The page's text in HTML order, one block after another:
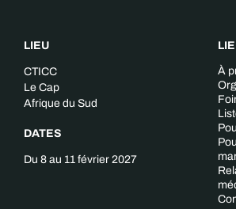
LIEU
CTICC
Le Cap
Afrique du Sud
DATES
Du 8 au 11 février 2027
À